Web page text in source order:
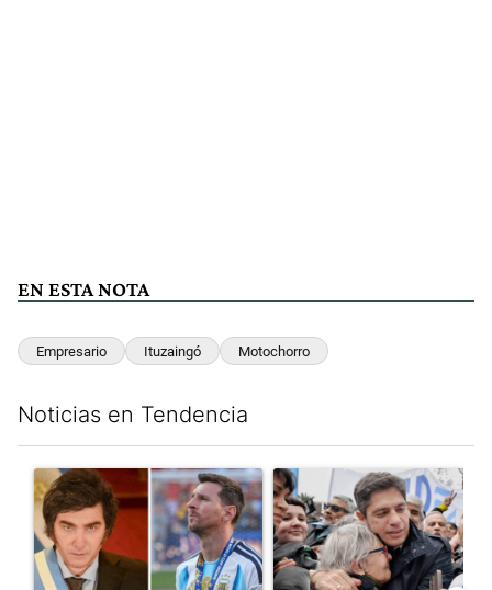
EN ESTA NOTA
Empresario Ituzaingó Motochorro
Noticias en Tendencia
Un artículo de tendencia con el título "Milei despidió a Jorge
Un artículo de tendencia con